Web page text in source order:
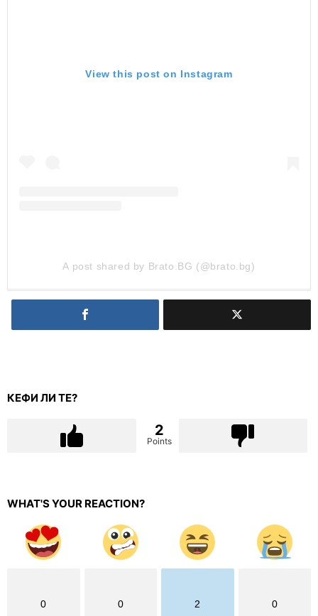
View this post on Instagram
A post shared by Brato.BG (@brato.bg)
КЕФИ ЛИ ТЕ?
2
Points
WHAT'S YOUR REACTION?
0 0 2 0